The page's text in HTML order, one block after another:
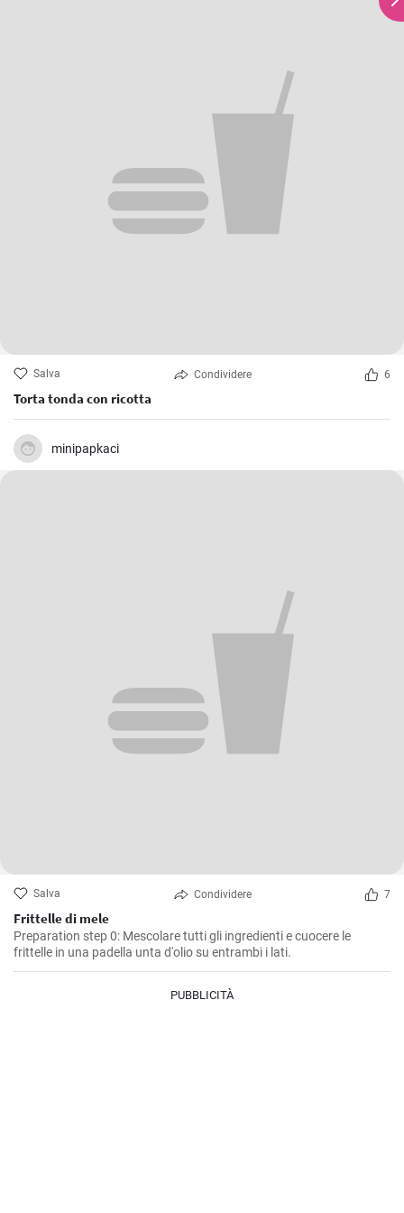
Salva Condividere 6
Torta tonda con ricotta
minipapkaci
Salva Condividere 7
Frittelle di mele
Preparation step 0: Mescolare tutti gli ingredienti e cuocere le
frittelle in una padella unta d'olio su entrambi i lati.
PUBBLICITÀ